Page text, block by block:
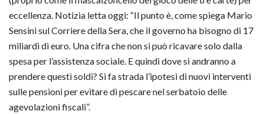
eccellenza. Notizia letta oggi: “Il punto è, come spiega Mario
Sensini sul Corriere della Sera, che il governo ha bisogno di 17
miliardi di euro. Una cifra che non si può ricavare solo dalla
spesa per l’assistenza sociale. E quindi dove si andranno a
prendere questi soldi? Si fa strada l’ipotesi di nuovi interventi
sulle pensioni per evitare di pescare nel serbatoio delle
agevolazioni fiscali”.